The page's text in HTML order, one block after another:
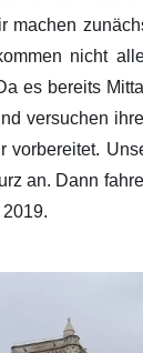
machen
nicht
es bereits
versuchen
vorbereitet.
an. Dann